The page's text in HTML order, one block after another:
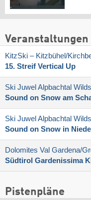
Veranstaltungen
KitzSki – Kitzbühel/​
15. Streif Vertical Up
Ski Juwel Alpbachtal
Sound on Snow am
Ski Juwel Alpbachtal
Sound on Snow in
Dolomites Val Gardena/​
Südtirol Gardenissima
Pistenpläne